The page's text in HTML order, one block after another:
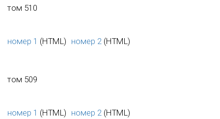
том 510
номер 1 (HTML) номер 2 (HTML)
том 509
номер 1 (HTML) номер 2 (HTML)